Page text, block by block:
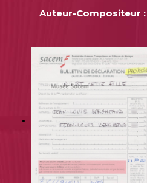
Auteur-Compositeur :